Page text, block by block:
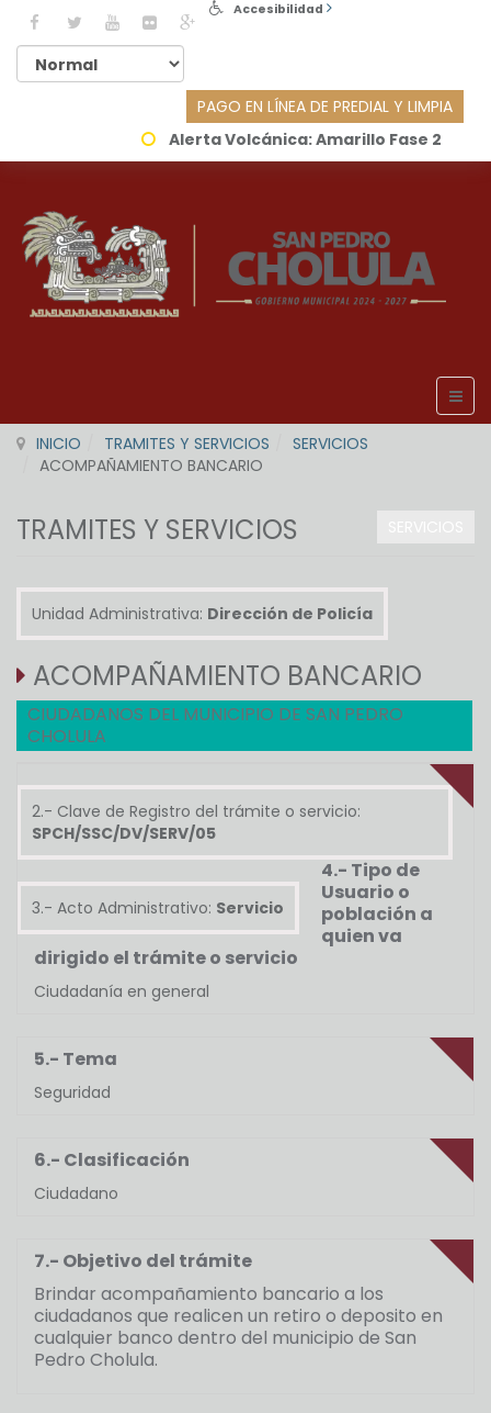
Accesibilidad
PAGO EN LÍNEA DE PREDIAL Y LIMPIA
Alerta Volcánica:Amarillo Fase 2
INICIO TRAMITES Y SERVICIOS
SERVICIOS
ACOMPAÑAMIENTO BANCARIO
TRAMITES Y SERVICIOS
Unidad Administrativa: Dirección de Policía
ACOMPAÑAMIENTO BANCARIO
CIUDADANOS DEL MUNICIPIO DE SAN PEDRO
CHOLULA
2.- Clave de Registro del trámite o servicio:
SPCH/SSC/DV/SERV/05
3.- Acto Administrativo: Servicio
4.- Tipo de
Usuario o
población a
quien va
dirigido el trámite o servicio
Ciudadanía en general
5.- Tema
Seguridad
6.- Clasificación
Ciudadano
7.- Objetivo del trámite
Brindar acompañamiento bancario a los
ciudadanos que realicen un retiro o deposito en
cualquier banco dentro del municipio de San
Pedro Cholula.